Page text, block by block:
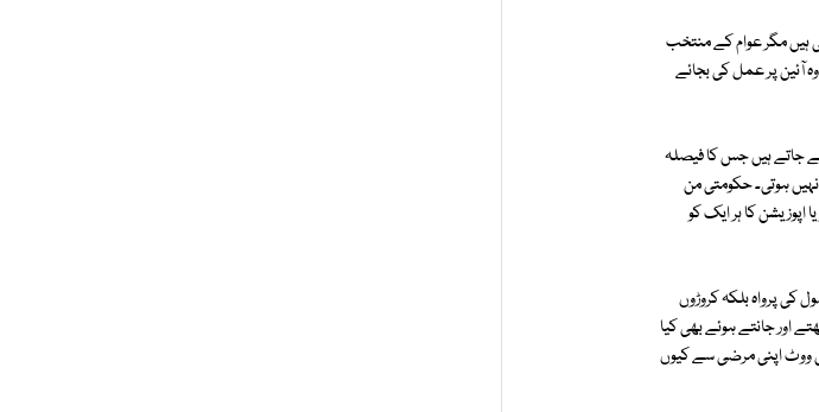
ہیں مگر عوام کے منتخب
آئین پر عمل کی بجائے
جاتے ہیں جس کا فیصلہ
ہوتی۔ حکومتی من
کا ہر ایک کو
کی پرواہ بلکہ کروڑوں
اور جانتے ہوئے بھی کیا
ووٹ اپنی مرضی سے کیوں